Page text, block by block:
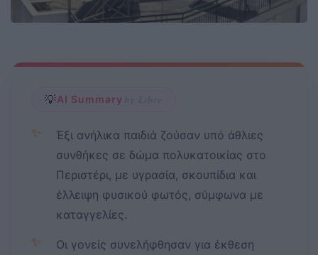
💡AI Summary by Libre
✨
Έξι ανήλικα παιδιά ζούσαν υπό άθλιες
συνθήκες σε δώμα πολυκατοικίας στο
Περιστέρι, με υγρασία, σκουπίδια και
έλλειψη φυσικού φωτός, σύμφωνα με
καταγγελίες.
✨
Οι γονείς συνελήφθησαν για έκθεση